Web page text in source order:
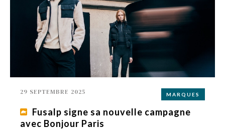
MARQUES
29 SEPTEMBRE 2025
Fusalp signe sa nouvelle campagne
avec Bonjour Paris